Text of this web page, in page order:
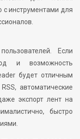
инструментами для
Если
и возможность
будет отличным
автоматические
экспорт лент на
быстро